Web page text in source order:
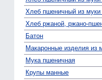
Хлеб пшеничный из муки
Хлеб ржаной, ржано-
Батон
Макаронные изделия из
Мука пшеничная
Крупы манные